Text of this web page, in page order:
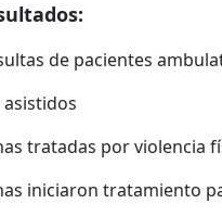
de pacientes
tratadas por violencia
iniciaron tratamiento